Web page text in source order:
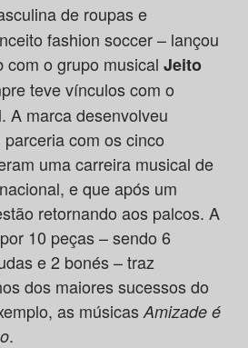
de roupas e
fashion soccer – lançou
com o grupo musical Jeito
teve vínculos com o
A marca desenvolveu
com os cinco
uma carreira musical de
e que após um
retornando aos palcos. A
10 peças – sendo 6
e 2 bonés – traz
dos maiores sucessos do
as músicas Amizade é
.